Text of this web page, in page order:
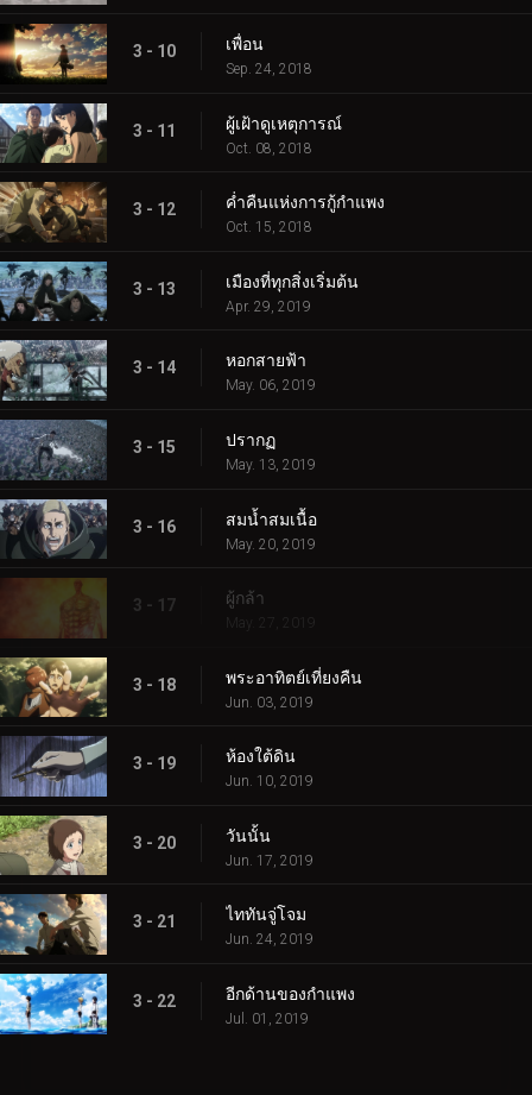
3 - 10 เพื่อน
Sep. 24, 2018
3 - 11 ผู้เฝ้าดูเหตุการณ์
Oct. 08, 2018
3 - 12 ค่ำคืนแห่งการกู้กำแพง
Oct. 15, 2018
3 - 13 เมืองที่ทุกสิ่งเริ่มต้น
Apr. 29, 2019
3 - 14 หอกสายฟ้า
May. 06, 2019
3 - 15 ปรากฏ
May. 13, 2019
3 - 16 สมน้ำสมเนื้อ
May. 20, 2019
3 - 17 ผู้กล้า
May. 27, 2019
3 - 18 พระอาทิตย์เที่ยงคืน
Jun. 03, 2019
3 - 19 ห้องใต้ดิน
Jun. 10, 2019
3 - 20 วันนั้น
Jun. 17, 2019
3 - 21 ไททันจู่โจม
Jun. 24, 2019
3 - 22 อีกด้านของกำแพง
Jul. 01, 2019